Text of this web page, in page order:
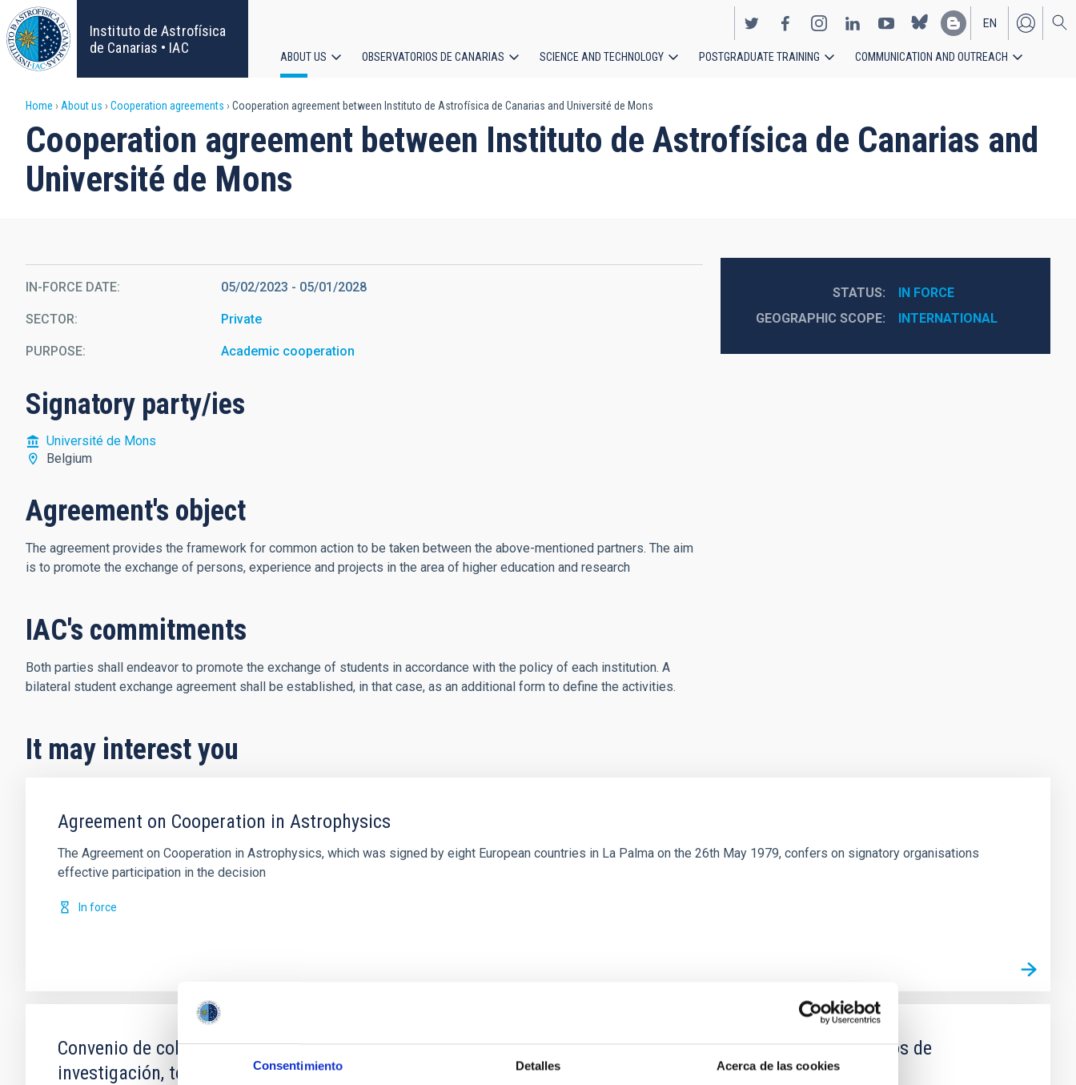
Consentimiento Detalles Acerca de las cookies
Skip
to
main
content
Instituto de Astrofísica
de Canarias • IAC
EN
ES
Main
navigation
ABOUT US OBSERVATORIOS DE CANARIAS SCIENCE AND TECHNOLOGY POSTGRADUATE TRAINING COMMUNICATION AND OUTREACH
Breadcrumb
Home About us Cooperation agreements Cooperation agreement between Instituto de Astrofísica de Canarias and Université de Mons
Cooperation agreement between Instituto de Astrofísica de Canarias and
Université de Mons
IN-FORCE DATE 05/02/2023 - 05/01/2028
SECTOR Private
PURPOSE Academic cooperation
Signatory party/ies
Université de Mons
Belgium
Agreement's object
The agreement provides the framework for common action to be taken between the above-mentioned partners. The aim
is to promote the exchange of persons, experience and projects in the area of higher education and research
IAC's commitments
Both parties shall endeavor to promote the exchange of students in accordance with the policy of each institution. A
bilateral student exchange agreement shall be established, in that case, as an additional form to define the activities.
STATUS
IN FORCE
GEOGRAPHIC SCOPE
INTERNATIONAL
It may interest you
Agreement on Cooperation in Astrophysics
The Agreement on Cooperation in Astrophysics, which was signed by eight European countries in La Palma on the 26th May 1979, confers on signatory organisations
effective participation in the decision
In force
Convenio de colaboración entre el IAC y CALSEC para la implementación de iniciativas específicas en campos de
investigación, tecnología e innovación en el sector de spectroscopía de Rayos Gamma y sus aplicaciones